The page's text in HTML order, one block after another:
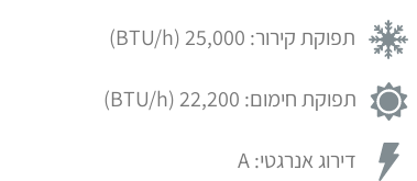
תפוקת קירור: 25,000 (BTU/h)
תפוקת חימום: 22,200 (BTU/h)
דירוג אנרגטי:A